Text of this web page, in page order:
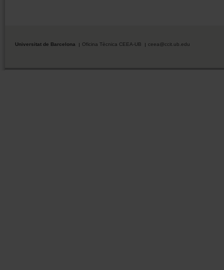
Universitat de Barcelona Oficina Tècnica CEEA-UB ceea@ccit.ub.edu